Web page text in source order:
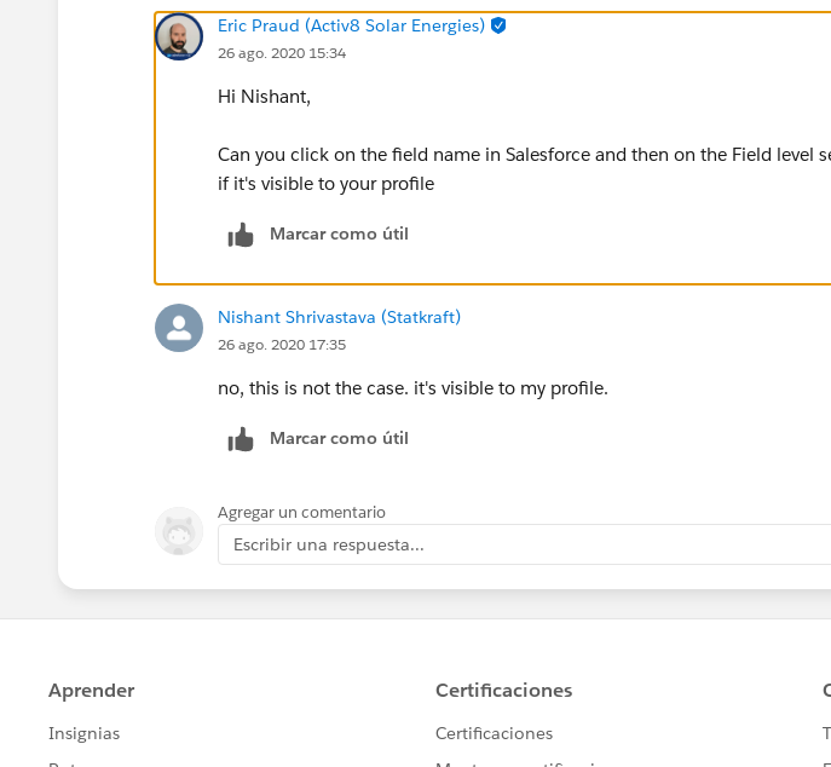
I shall be grateful to you for your kind assitance.
Thanks and regards
Eric Praud (Activ8 Solar Energies)
26 ago. 2020 15:34
Hi Nishant,
Can you click on the field name in Salesforce and then on the Field level
if it's visible to your profile
Marcar como útil
Nishant Shrivastava (Statkraft)
26 ago. 2020 17:35
no, this is not the case. it's visible to my profile.
Marcar como útil
Agregar un comentario
Escribir una respuesta...